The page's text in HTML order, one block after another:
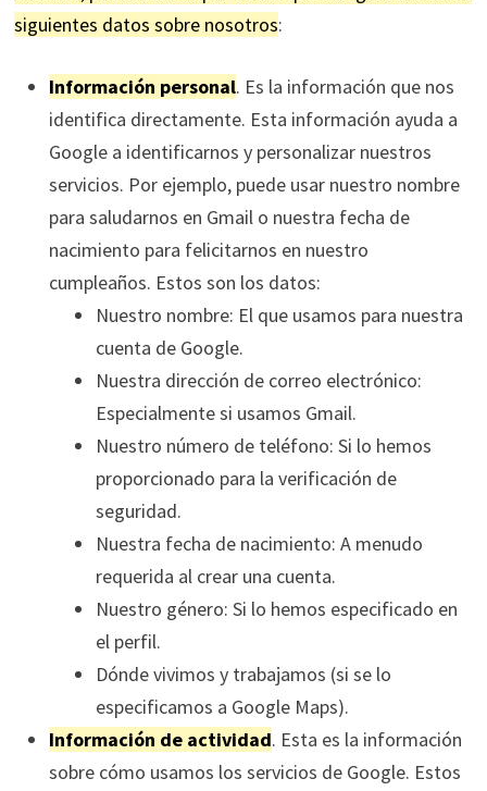
siguientes datos sobre nosotros:
Información personal. Es la información que nos
identifica directamente. Esta información ayuda a
Google a identificarnos y personalizar nuestros
servicios. Por ejemplo, puede usar nuestro nombre
para saludarnos en Gmail o nuestra fecha de
nacimiento para felicitarnos en nuestro
cumpleaños. Estos son los datos:
Nuestro nombre: El que usamos para nuestra
cuenta de Google.
Nuestra dirección de correo electrónico:
Especialmente si usamos Gmail.
Nuestro número de teléfono: Si lo hemos
proporcionado para la verificación de
seguridad.
Nuestra fecha de nacimiento: A menudo
requerida al crear una cuenta.
Nuestro género: Si lo hemos especificado en
el perfil.
Dónde vivimos y trabajamos (si se lo
especificamos a Google Maps).
Información de actividad. Esta es la información
sobre cómo usamos los servicios de Google. Estos